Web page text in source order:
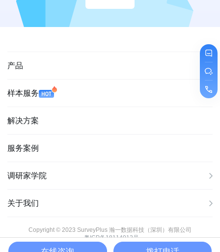
产品
样本服务
解决方案
服务案例
调研家学院
关于我们
Copyright © 2023 SurveyPlus 瀚一数据科技（深圳）有限公司
粤ICP备18114013号
粤公网安备44030502004015号